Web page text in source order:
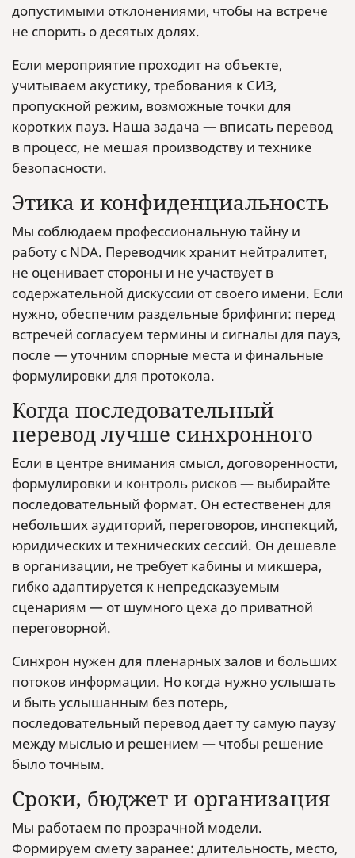
допустимыми отклонениями, чтобы на встрече
не спорить о десятых долях.
Если мероприятие проходит на объекте,
учитываем акустику, требования к СИЗ,
пропускной режим, возможные точки для
коротких пауз. Наша задача — вписать перевод
в процесс, не мешая производству и технике
безопасности.
Этика и конфиденциальность
Мы соблюдаем профессиональную тайну и
работу с NDA. Переводчик хранит нейтралитет,
не оценивает стороны и не участвует в
содержательной дискуссии от своего имени. Если
нужно, обеспечим раздельные брифинги: перед
встречей согласуем термины и сигналы для пауз,
после — уточним спорные места и финальные
формулировки для протокола.
Когда последовательный
перевод лучше синхронного
Если в центре внимания смысл, договоренности,
формулировки и контроль рисков — выбирайте
последовательный формат. Он естественен для
небольших аудиторий, переговоров, инспекций,
юридических и технических сессий. Он дешевле
в организации, не требует кабины и микшера,
гибко адаптируется к непредсказуемым
сценариям — от шумного цеха до приватной
переговорной.
Синхрон нужен для пленарных залов и больших
потоков информации. Но когда нужно услышать
и быть услышанным без потерь,
последовательный перевод дает ту самую паузу
между мыслью и решением — чтобы решение
было точным.
Сроки, бюджет и организация
Мы работаем по прозрачной модели.
Формируем смету заранее: длительность, место,